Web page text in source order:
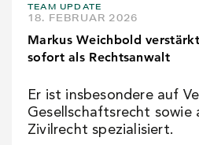
TEAM UPDATE
18. FEBRUAR 2026
Markus Weichbold
sofort als Rechtsanwalt
Er ist insbesondere auf
Gesellschaftsrecht sowie
Zivilrecht spezialisiert.